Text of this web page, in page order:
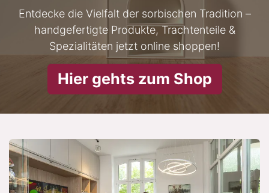
Entdecke die Vielfalt der sorbischen Tradition –
handgefertigte Produkte, Trachtenteile &
Spezialitäten jetzt online shoppen!
Hier gehts zum Shop